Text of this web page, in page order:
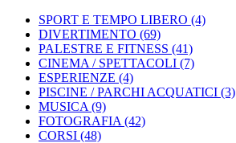
SPORT E TEMPO LIBERO (4)
DIVERTIMENTO (69)
PALESTRE E FITNESS (41)
CINEMA / SPETTACOLI (7)
ESPERIENZE (4)
PISCINE / PARCHI ACQUATICI (3)
MUSICA (9)
FOTOGRAFIA (42)
CORSI (48)